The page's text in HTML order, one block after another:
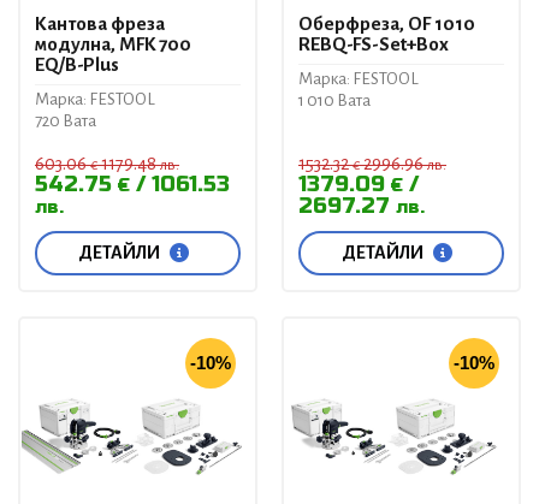
Кантова фреза
модулна, MFK 700
EQ/B-Plus
Марка: FESTOOL
720 Вата
603.06€1179.48лв.
542.75 € 1061.53
лв.
ДЕТАЙЛИ
Оберфреза, OF 1010
REBQ-FS-Set+Box
Марка: FESTOOL
1 010 Вата
1532.32€2996.96лв.
1379.09 €
2697.27 лв.
ДЕТАЙЛИ
-10% -10%